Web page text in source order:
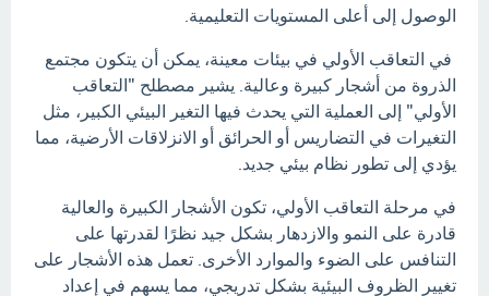
الوصول إلى أعلى المستويات التعليمية.
في التعاقب الأولي في بيئات معينة، يمكن أن يتكون مجتمع
الذروة من أشجار كبيرة وعالية. يشير مصطلح "التعاقب
الأولي" إلى العملية التي يحدث فيها التغير البيئي الكبير، مثل
التغيرات في التضاريس أو الحرائق أو الانزلاقات الأرضية، مما
يؤدي إلى تطور نظام بيئي جديد.
في مرحلة التعاقب الأولي، تكون الأشجار الكبيرة والعالية
قادرة على النمو والازدهار بشكل جيد نظرًا لقدرتها على
التنافس على الضوء والموارد الأخرى. تعمل هذه الأشجار على
تغيير الظروف البيئية بشكل تدريجي، مما يسهم في إعداد